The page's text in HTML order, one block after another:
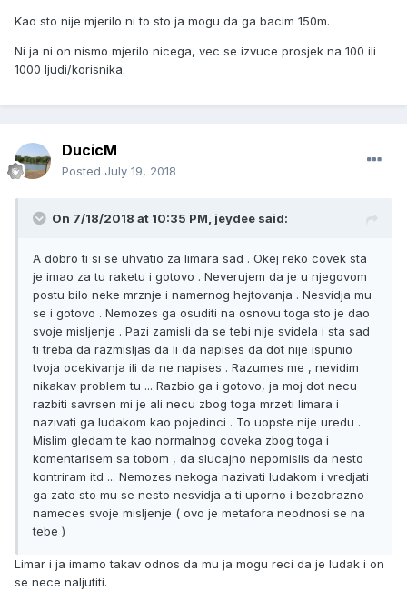
Kao sto nije mjerilo ni to sto ja mogu da ga bacim 150m.
Ni ja ni on nismo mjerilo nicega, vec se izvuce prosjek na 100 ili
1000 ljudi/korisnika.
DucicM
Posted July 19, 2018
On 7/18/2018 at 10:35 PM, jeydee said:
A dobro ti si se uhvatio za limara sad . Okej reko covek sta
je imao za tu raketu i gotovo . Neverujem da je u njegovom
postu bilo neke mrznje i namernog hejtovanja . Nesvidja mu
se i gotovo . Nemozes ga osuditi na osnovu toga sto je dao
svoje misljenje . Pazi zamisli da se tebi nije svidela i sta sad
ti treba da razmisljas da li da napises da dot nije ispunio
tvoja ocekivanja ili da ne napises . Razumes me , nevidim
nikakav problem tu ... Razbio ga i gotovo, ja moj dot necu
razbiti savrsen mi je ali necu zbog toga mrzeti limara i
nazivati ga ludakom kao pojedinci . To uopste nije uredu .
Mislim gledam te kao normalnog coveka zbog toga i
komentarisem sa tobom , da slucajno nepomislis da nesto
kontriram itd ... Nemozes nekoga nazivati ludakom i vredjati
ga zato sto mu se nesto nesvidja a ti uporno i bezobrazno
nameces svoje misljenje ( ovo je metafora neodnosi se na
tebe )
Limar i ja imamo takav odnos da mu ja mogu reci da je ludak i on
se nece naljutiti.